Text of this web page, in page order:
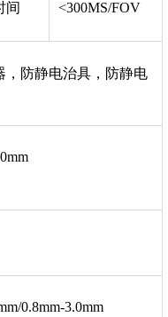
间 <300MS/FOV
，防静电治具，防静电
0.8mm-3.0mm